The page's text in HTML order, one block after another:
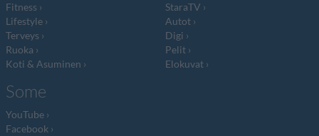
Fitness
Lifestyle
Terveys
Ruoka
Koti & Asuminen
StaraTV
Autot
Digi
Pelit
Elokuvat
Some
YouTube
Facebook